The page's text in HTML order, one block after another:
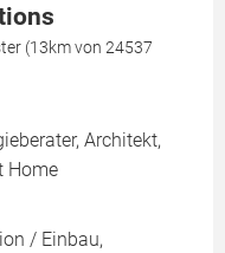
(13km von 24537
Architekt,
Home
/ Einbau,